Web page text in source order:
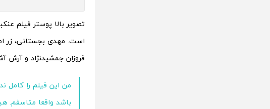
تصویر بالا پوستر فیلم
است. مهدی بجستانی، زر
فروزان جمشیدنژاد و آرش
من این فیلم را کامل
باشد واقعا متاسفم.